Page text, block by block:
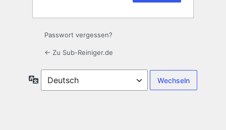
Passwort vergessen?
← Zu Sub-Reiniger.de
Sprache